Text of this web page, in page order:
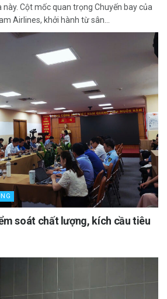
Cột mốc quan trọng Chuyến bay của
Airlines, khởi hành từ sân...
soát chất lượng, kích cầu tiêu